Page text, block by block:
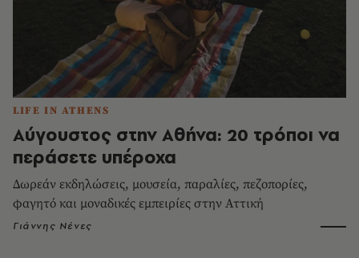
LIFE IN ATHENS
Αύγουστος στην Αθήνα: 20 τρόποι να
περάσετε υπέροχα
Δωρεάν εκδηλώσεις, μουσεία, παραλίες, πεζοπορίες,
φαγητό και μοναδικές εμπειρίες στην Αττική
Γιάννης Νένες